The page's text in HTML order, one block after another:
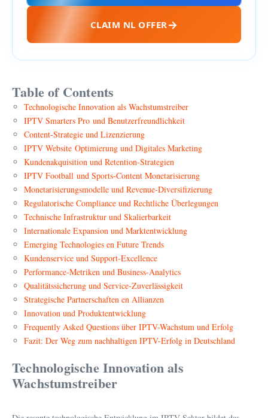
CLAIM NL OFFER
Table of Contents
Technologische Innovation als Wachstumstreiber
IPTV Smarters Pro und Benutzerfreundlichkeit
Content-Strategie und Lizenzierung
IPTV Website Optimierung und Digitales Marketing
Kundenakquisition und Retention-Strategien
IPTV Football und Sports-Content Monetarisierung
Monetarisierungsmodelle und Revenue-Diversifizierung
Regulatorische Compliance und Rechtliche Überlegungen
Technische Infrastruktur und Skalierbarkeit
Internationale Expansion und Marktentwicklung
Emerging Technologies en Future Trends
Kundenservice und Support-Excellence
Performance-Metriken und Business-Analytics
Qualitätssicherung und Service-Zuverlässigkeit
Strategische Partnerschaften en Allianzen
Innovation und Produktentwicklung
Frequently Asked Questions über IPTV-Wachstum und Erfolg
Fazit: Der Weg zum nachhaltigen IPTV-Erfolg in Deutschland
Technologische Innovation als
Wachstumstreiber